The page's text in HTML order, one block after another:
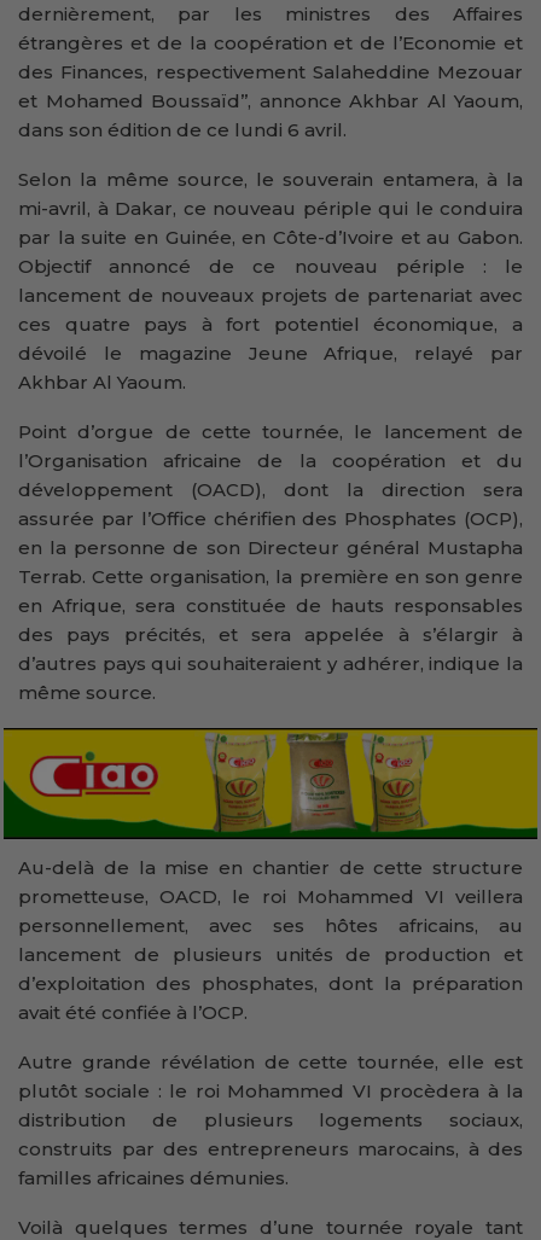
dernièrement, par les ministres des Affaires
étrangères et de la coopération et de l’Economie et
des Finances, respectivement Salaheddine Mezouar
et Mohamed Boussaïd’’, annonce Akhbar Al Yaoum,
dans son édition de ce lundi 6 avril.
Selon la même source, le souverain entamera, à la
mi-avril, à Dakar, ce nouveau périple qui le conduira
par la suite en Guinée, en Côte-d’Ivoire et au Gabon.
Objectif annoncé de ce nouveau périple : le
lancement de nouveaux projets de partenariat avec
ces quatre pays à fort potentiel économique, a
dévoilé le magazine Jeune Afrique, relayé par
Akhbar Al Yaoum.
Point d’orgue de cette tournée, le lancement de
l’Organisation africaine de la coopération et du
développement (OACD), dont la direction sera
assurée par l’Office chérifien des Phosphates (OCP),
en la personne de son Directeur général Mustapha
Terrab. Cette organisation, la première en son genre
en Afrique, sera constituée de hauts responsables
des pays précités, et sera appelée à s’élargir à
d’autres pays qui souhaiteraient y adhérer, indique la
même source.
Au-delà de la mise en chantier de cette structure
prometteuse, OACD, le roi Mohammed VI veillera
personnellement, avec ses hôtes africains, au
lancement de plusieurs unités de production et
d’exploitation des phosphates, dont la préparation
avait été confiée à l’OCP.
Autre grande révélation de cette tournée, elle est
plutôt sociale : le roi Mohammed VI procèdera à la
distribution de plusieurs logements sociaux,
construits par des entrepreneurs marocains, à des
familles africaines démunies.
Voilà quelques termes d’une tournée royale tant